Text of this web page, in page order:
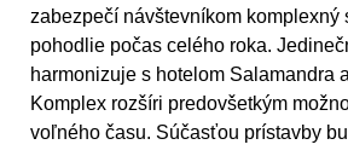
zabezpečí návštevníkom komplexný
pohodlie počas celého roka.
harmonizuje s hotelom Salamandra
Komplex rozšíri predovšetkým
voľného času. Súčasťou prístavby